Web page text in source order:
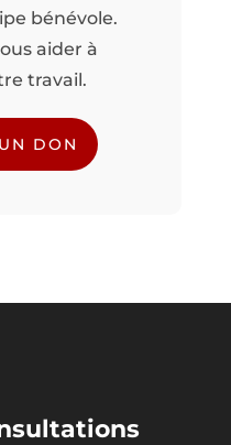
bénévole.
aider à
travail.
DON